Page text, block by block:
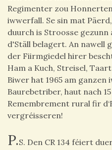
Regimenter zou
iwwerfall. Se sin mat
duurch is Stroosse gezunn
d'Ställ belagert. An nawell
der Fiirmgiedel hirer
Ham a Kuch, Streisel, Taart
Biwer hat 1965 am ganzen
Baurebetriber, haut nach
Remembrement rural fir
vergréisseren!
P.S. Den CR 134 féiert